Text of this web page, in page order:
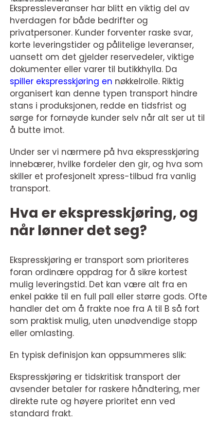
Ekspressleveranser har blitt en viktig del av
hverdagen for både bedrifter og
privatpersoner. Kunder forventer raske svar,
korte leveringstider og pålitelige leveranser,
uansett om det gjelder reservedeler, viktige
dokumenter eller varer til butikkhylla. Da
spiller ekspresskjøring en nøkkelrolle. Riktig
organisert kan denne typen transport hindre
stans i produksjonen, redde en tidsfrist og
sørge for fornøyde kunder selv når alt ser ut til
å butte imot.
Under ser vi nærmere på hva ekspresskjøring
innebærer, hvilke fordeler den gir, og hva som
skiller et profesjonelt xpress-tilbud fra vanlig
transport.
Hva er ekspresskjøring, og
når lønner det seg?
Ekspresskjøring er transport som prioriteres
foran ordinære oppdrag for å sikre kortest
mulig leveringstid. Det kan være alt fra en
enkel pakke til en full pall eller større gods. Ofte
handler det om å frakte noe fra A til B så fort
som praktisk mulig, uten unødvendige stopp
eller omlasting.
En typisk definisjon kan oppsummeres slik:
Ekspresskjøring er tidskritisk transport der
avsender betaler for raskere håndtering, mer
direkte rute og høyere prioritet enn ved
standard frakt.